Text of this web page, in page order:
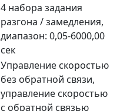
4 набора задания
разгона / замедления,
диапазон: 0,05-6000,00
сек
Управление скоростью
без обратной связи,
управление скоростью
с обратной связью